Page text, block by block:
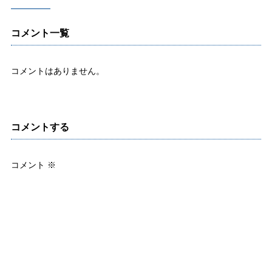
コメント一覧
コメントはありません。
コメントする
コメント ※